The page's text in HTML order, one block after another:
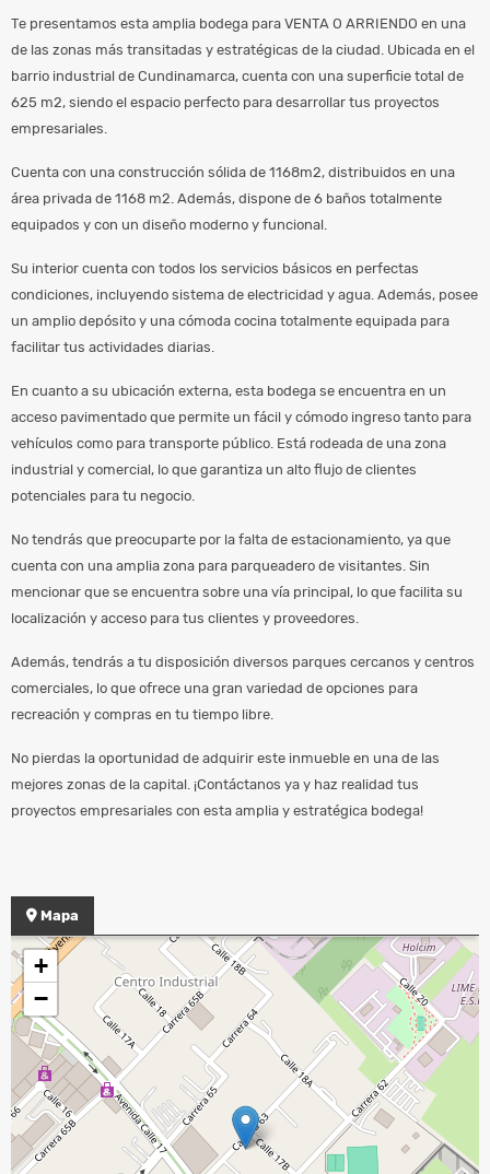
Te presentamos esta amplia bodega para VENTA O ARRIENDO en una
de las zonas más transitadas y estratégicas de la ciudad. Ubicada en el
barrio industrial de Cundinamarca, cuenta con una superficie total de
625 m2, siendo el espacio perfecto para desarrollar tus proyectos
empresariales.
Cuenta con una construcción sólida de 1168m2, distribuidos en una
área privada de 1168 m2. Además, dispone de 6 baños totalmente
equipados y con un diseño moderno y funcional.
Su interior cuenta con todos los servicios básicos en perfectas
condiciones, incluyendo sistema de electricidad y agua. Además, posee
un amplio depósito y una cómoda cocina totalmente equipada para
facilitar tus actividades diarias.
En cuanto a su ubicación externa, esta bodega se encuentra en un
acceso pavimentado que permite un fácil y cómodo ingreso tanto para
vehículos como para transporte público. Está rodeada de una zona
industrial y comercial, lo que garantiza un alto flujo de clientes
potenciales para tu negocio.
No tendrás que preocuparte por la falta de estacionamiento, ya que
cuenta con una amplia zona para parqueadero de visitantes. Sin
mencionar que se encuentra sobre una vía principal, lo que facilita su
localización y acceso para tus clientes y proveedores.
Además, tendrás a tu disposición diversos parques cercanos y centros
comerciales, lo que ofrece una gran variedad de opciones para
recreación y compras en tu tiempo libre.
No pierdas la oportunidad de adquirir este inmueble en una de las
mejores zonas de la capital. ¡Contáctanos ya y haz realidad tus
proyectos empresariales con esta amplia y estratégica bodega!
Mapa
+
−